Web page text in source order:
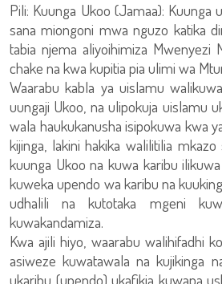
Pili: Kuunga Ukoo (Jamaa): Kuunga
sana miongoni mwa nguzo katika
tabia njema aliyoihimiza Mwenyezi
chake na kwa kupitia pia ulimi wa
Waarabu kabla ya uislamu
uungaji Ukoo, na ulipokuja uislamu
wala haukukanusha isipokuwa kwa
kijinga, lakini hakika walilitilia
kuunga Ukoo na kuwa karibu
kuweka upendo wa karibu na
udhalili na kutotaka mgeni
kuwakandamiza.
Kwa ajili hiyo, waarabu walihifadhi
asiweze kuwatawala na kujikinga
ukaribu (upendo) ukafikia kuwapa